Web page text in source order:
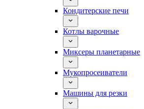
Кондитерские печи
Котлы варочные
Миксеры планетарные
Мукопросеиватели
Машины для резки